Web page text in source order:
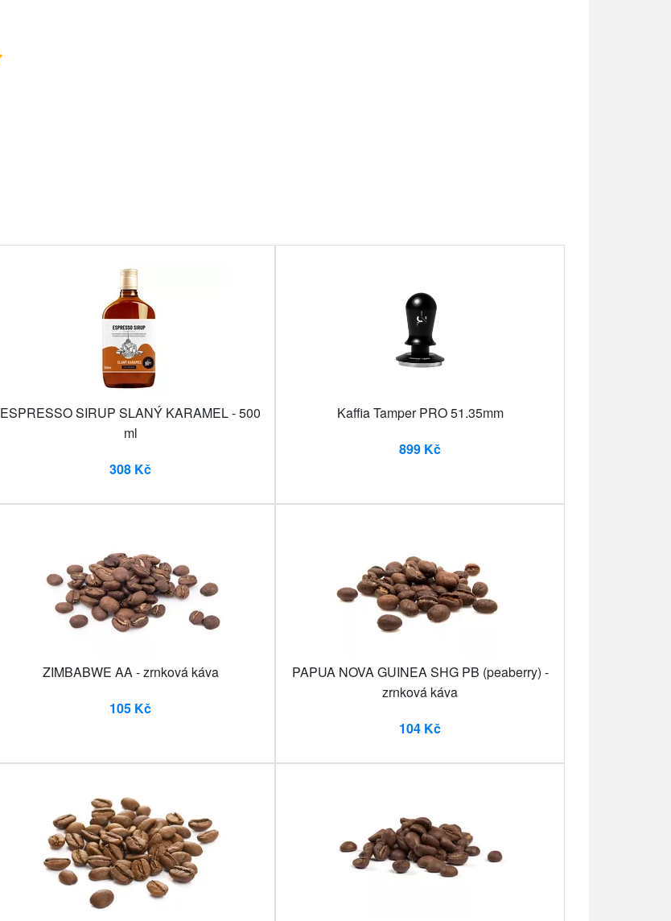
ESPRESSO SIRUP SLANÝ KARAMEL - 500
ml
308 Kč
Kaffia Tamper PRO 51.35mm
899 Kč
ZIMBABWE AA - zrnková káva
105 Kč
PAPUA NOVA GUINEA SHG PB (peaberry) -
zrnková káva
104 Kč